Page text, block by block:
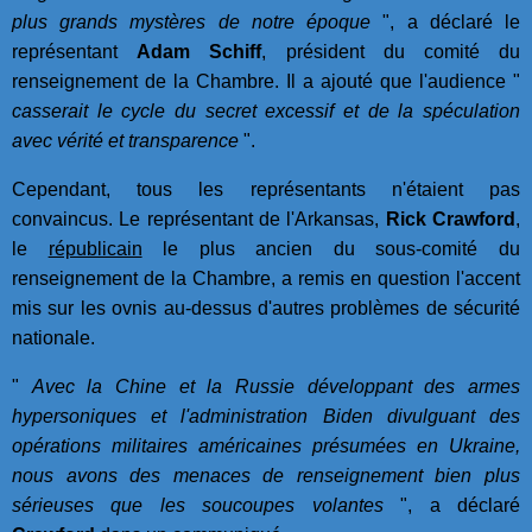
plus grands mystères de notre époque ", a déclaré le
représentant Adam Schiff, président du comité du
renseignement de la Chambre. Il a ajouté que l'audience "
casserait le cycle du secret excessif et de la spéculation
avec vérité et transparence ".
Cependant, tous les représentants n'étaient pas
convaincus. Le représentant de l'Arkansas, Rick Crawford ,
le républicain le plus ancien du sous-comité du
renseignement de la Chambre, a remis en question l'accent
mis sur les ovnis au-dessus d'autres problèmes de sécurité
nationale.
" Avec la Chine et la Russie développant des armes
hypersoniques et l'administration Biden divulguant des
opérations militaires américaines présumées en Ukraine,
nous avons des menaces de renseignement bien plus
sérieuses que les soucoupes volantes", a déclaré